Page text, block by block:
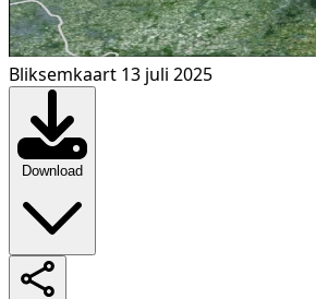
Bliksemkaart 13 juli 2025
Download